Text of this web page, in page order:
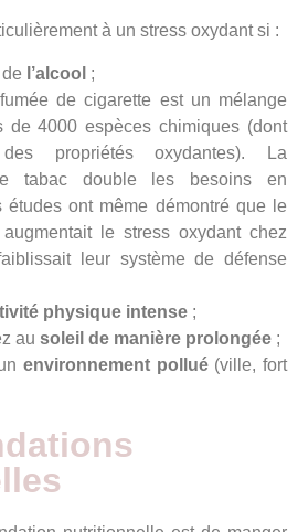
à un stress oxydant si :
l’alcool ;
de cigarette est un mélange
de 4000 espèces chimiques (dont
propriétés oxydantes). La
tabac double les besoins en
ont même démontré que le
le stress oxydant chez
leur système de défense
physique intense ;
au soleil de manière prolongée ;
environnement pollué (ville, fort